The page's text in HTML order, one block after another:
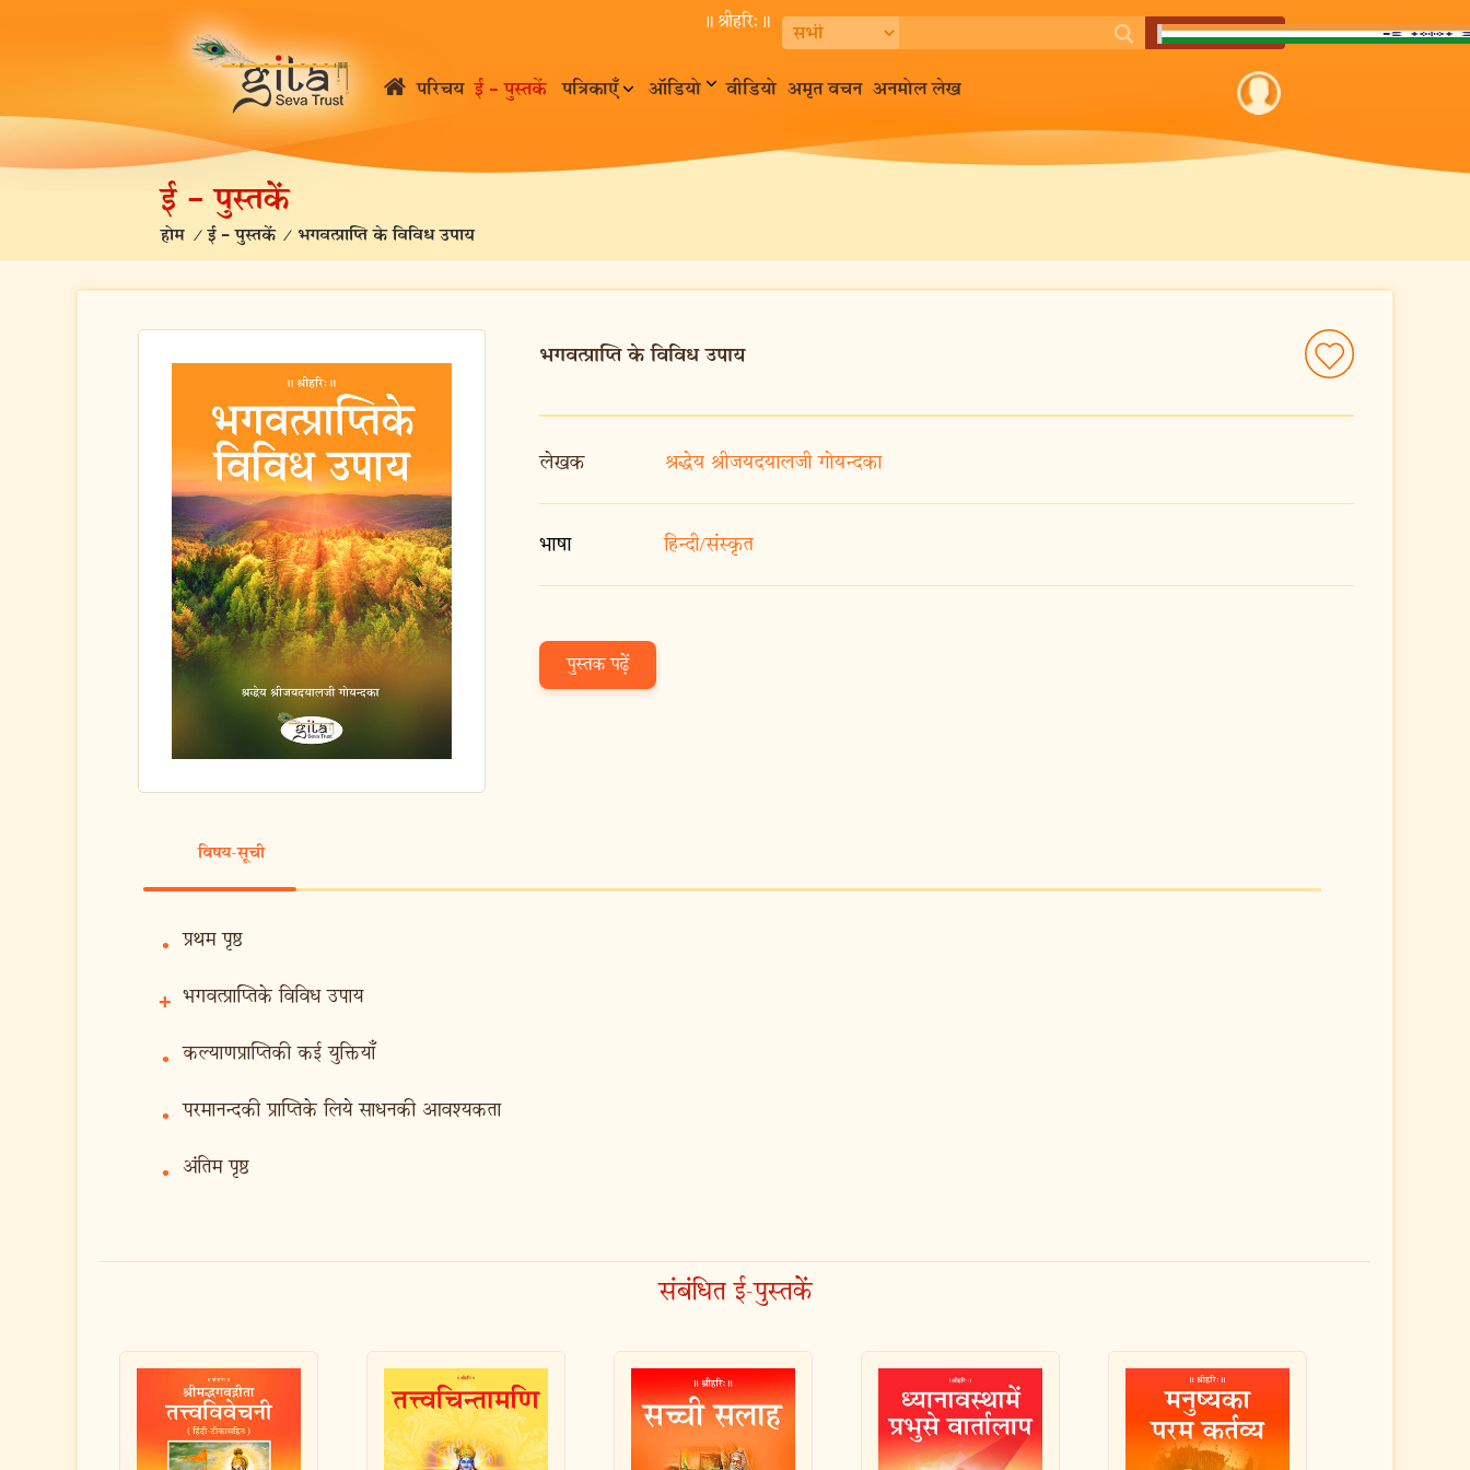
॥ श्रीहरि:॥
परिचय ई – पुस्तकें पत्रिकाएँ ऑडियो वीडियो अमृत वचन अनमोल लेख
ई – पुस्तकें
होम /ई – पुस्तकें / भगवत्प्राप्ति के विविध उपाय
भगवत्प्राप्ति के विविध उपाय
लेखक श्रद्धेय श्रीजयदयालजी गोयन्दका
भाषा हिन्दी/संस्कृत
पुस्तक पढ़ें
विषय-सूची
• प्रथम पृष्ठ
+ भगवत्प्राप्तिके विविध उपाय
• कल्याणप्राप्तिकी कई युक्तियाँ
• परमानन्दकी प्राप्तिके लिये साधनकी आवश्यकता
• अंतिम पृष्ठ
संबंधित ई-पुस्तकें